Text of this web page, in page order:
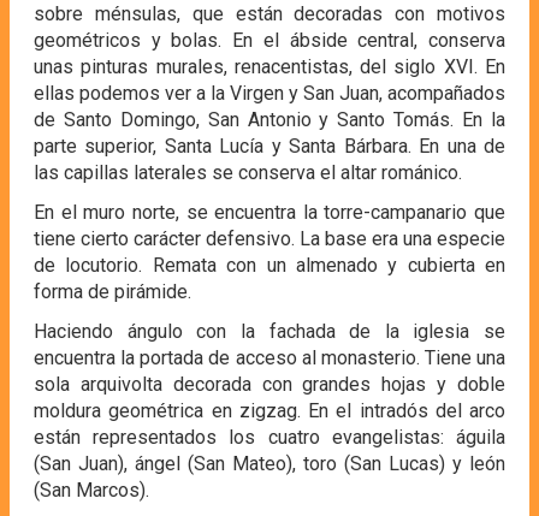
sobre ménsulas, que están decoradas con motivos
geométricos y bolas. En el ábside central, conserva
unas pinturas murales, renacentistas, del siglo XVI. En
ellas podemos ver a la Virgen y San Juan, acompañados
de Santo Domingo, San Antonio y Santo Tomás. En la
parte superior, Santa Lucía y Santa Bárbara. En una de
las capillas laterales se conserva el altar románico.
En el muro norte, se encuentra la torre-campanario que
tiene cierto carácter defensivo. La base era una especie
de locutorio. Remata con un almenado y cubierta en
forma de pirámide.
Haciendo ángulo con la fachada de la iglesia se
encuentra la portada de acceso al monasterio. Tiene una
sola arquivolta decorada con grandes hojas y doble
moldura geométrica en zigzag. En el intradós del arco
están representados los cuatro evangelistas: águila
(San Juan), ángel (San Mateo), toro (San Lucas) y león
(San Marcos).